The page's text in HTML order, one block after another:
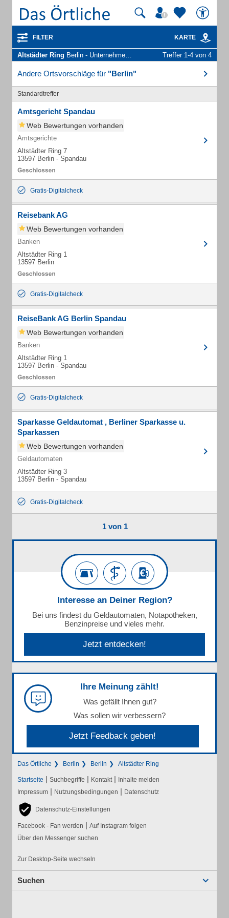
FILTER KARTE
Altstädter Ring Berlin - Unternehmen und Personen Treffer 1-4 von 4
Andere Ortsvorschläge für "Berlin"
Standardtreffer
Amtsgericht Spandau
Web Bewertungen vorhanden
Amtsgerichte
Altstädter Ring 7
13597 Berlin - Spandau
Gratis-Digitalcheck
Reisebank AG
Web Bewertungen vorhanden
Banken
Altstädter Ring 1
13597 Berlin
Gratis-Digitalcheck
ReiseBank AG Berlin Spandau
Web Bewertungen vorhanden
Banken
Altstädter Ring 1
13597 Berlin - Spandau
Gratis-Digitalcheck
Sparkasse Geldautomat , Berliner Sparkasse u.
Sparkassen
Web Bewertungen vorhanden
Geldautomaten
Altstädter Ring 3
13597 Berlin - Spandau
Gratis-Digitalcheck
1 von 1
Interesse an Deiner Region?
Bei uns findest du Geldautomaten, Notapotheken,
Benzinpreise und vieles mehr.
Jetzt entdecken!
Ihre Meinung zählt!
Was gefällt Ihnen gut?
Was sollen wir verbessern?
Jetzt Feedback geben!
Das Örtliche Berlin Berlin Altstädter Ring
Startseite | Suchbegriffe | Kontakt | Inhalte melden
Impressum | Nutzungsbedingungen | Datenschutz
Datenschutz-Einstellungen
Facebook - Fan werden | Auf Instagram folgen
Über den Messenger suchen
Zur Desktop-Seite wechseln
Suchen